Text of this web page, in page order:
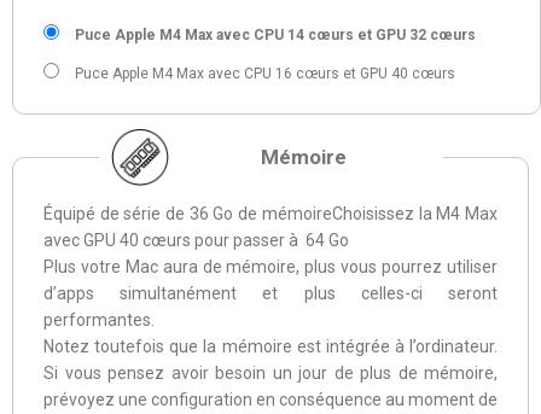
Puce Apple M4 Max avec CPU 14 cœurs et GPU 32 cœurs
Puce Apple M4 Max avec CPU 16 cœurs et GPU 40 cœurs
Mémoire
Équipé de série de 36 Go de mémoireChoisissez la M4 Max
avec GPU 40 cœurs pour passer à 64 Go
Plus votre Mac aura de mémoire, plus vous pourrez utiliser
d’apps simultanément et plus celles-ci seront
performantes.
Notez toutefois que la mémoire est intégrée à l’ordinateur.
Si vous pensez avoir besoin un jour de plus de mémoire,
prévoyez une configuration en conséquence au moment de